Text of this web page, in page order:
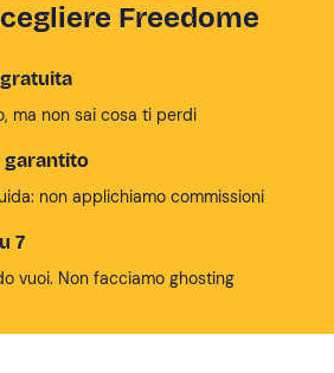
Freedome
ma non sai cosa ti perdi
garantito
non applichiamo commissioni
7
vuoi. Non facciamo ghosting